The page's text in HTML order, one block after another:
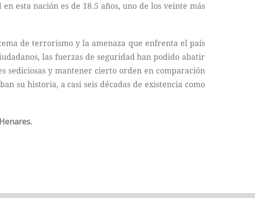
esta nación es de 18.5 años, uno de los veinte más
de terrorismo y la amenaza que enfrenta el país
las fuerzas de seguridad han podido abatir
sediciosas y mantener cierto orden en comparación
su historia, a casi seis décadas de existencia como